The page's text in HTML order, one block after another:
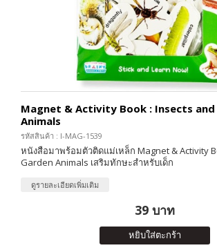
Magnet & Activity Book : Insects and
Animals
รหัสสินค้า : I-MAG-1539
หนังสือมาพร้อมตัวติดแม่เหล็ก Magnet & Activity
Garden Animals เสริมทักษะสำหรับเด็ก
ดูรายละเอียดเพิ่มเติม
39 บาท
หยิบใส่ตะกร้า